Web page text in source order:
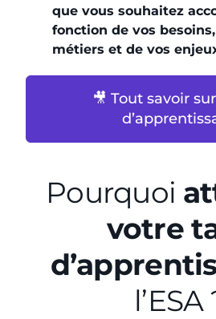
que vous souhaitez
fonction de vos
métiers et de vos
🎥 Tout savoir
Pourquoi
votre
l’ESA